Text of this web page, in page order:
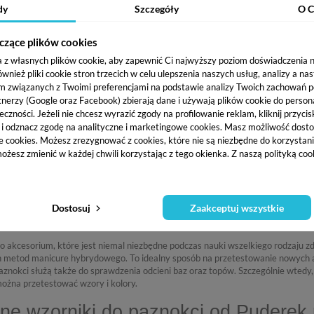
Szczegóły O
plików cookies
własnych plików cookie, aby zapewnić Ci najwyższy poziom doświadczenia
pliki cookie stron trzecich w celu ulepszenia naszych usług, analizy a
związanych z Twoimi preferencjami na podstawie analizy Twoich zachowań
(Google oraz Facebook) zbierają dane i używają plików cookie do
Jeżeli nie chcesz wyrazić zgody na profilowanie reklam, kliknij
odznacz zgodę na analityczne i marketingowe cookies. Masz możliwość
cookies. Możesz zrezygnować z cookies, które nie są niezbędne do
zmienić w każdej chwili korzystając z tego okienka. Z naszą polityką
Dostosuj Zaakceptuj wszystkie
lat cieszy się niesłabnącą popularnością. Jest uwielbiany przede
że przedstawicielki płci pięknej regularnie dbają o swoje dłonie i
do pory roku, naszych zainteresowań czy też trendów. Aby jednak tak
jestwzornik do paznokcidostępny w naszym sklepie.
zainwestować we wzorniki do
gadżet każdej przedstawicielki płci pięknej, która lubi dbać o swoje
kosmetycznym, w którym pracuje stylistka paznokci. Dzięki temu
oraz nietypowe wzory, które może wykonać.
posiadają także inne zalety. Jedną z nich jest fakt, że pomagają w
miejscu. Inwestycja we wzorniki paznokci ułatwia pracę z
stronie Puderek.pl.
akcesorium, które jest niemal niezbędne podczas nauki wszelkiego rodzaju
manicure hybrydowego. To idealny sposób na przetestowanie
służą także do sprawdzenia odcieni baz oraz topów. Szczególnie
przetestować wzory i kolory.